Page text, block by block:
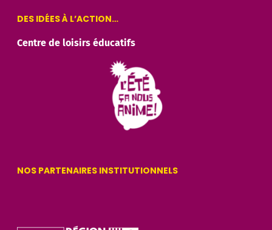
DES IDÉES À L’ACTION…
Centre de loisirs éducatifs
NOS PARTENAIRES INSTITUTIONNELS